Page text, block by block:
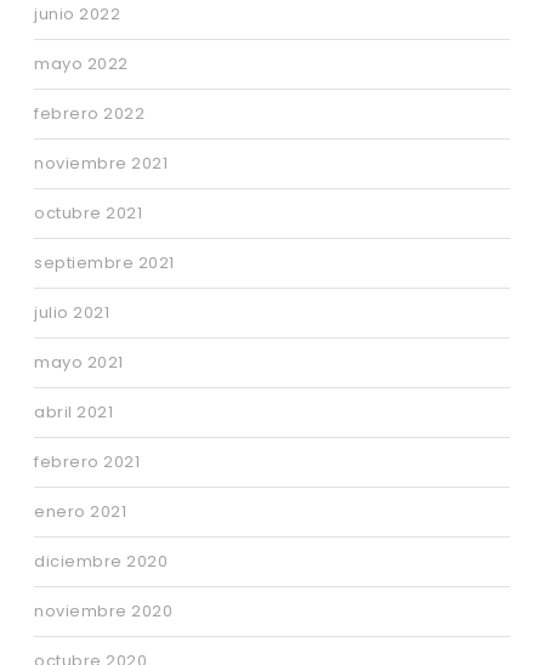
junio 2022
mayo 2022
febrero 2022
noviembre 2021
octubre 2021
septiembre 2021
julio 2021
mayo 2021
abril 2021
febrero 2021
enero 2021
diciembre 2020
noviembre 2020